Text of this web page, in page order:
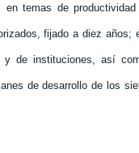
en temas de
fijado a diez años;
y de instituciones, así
de desarrollo de los